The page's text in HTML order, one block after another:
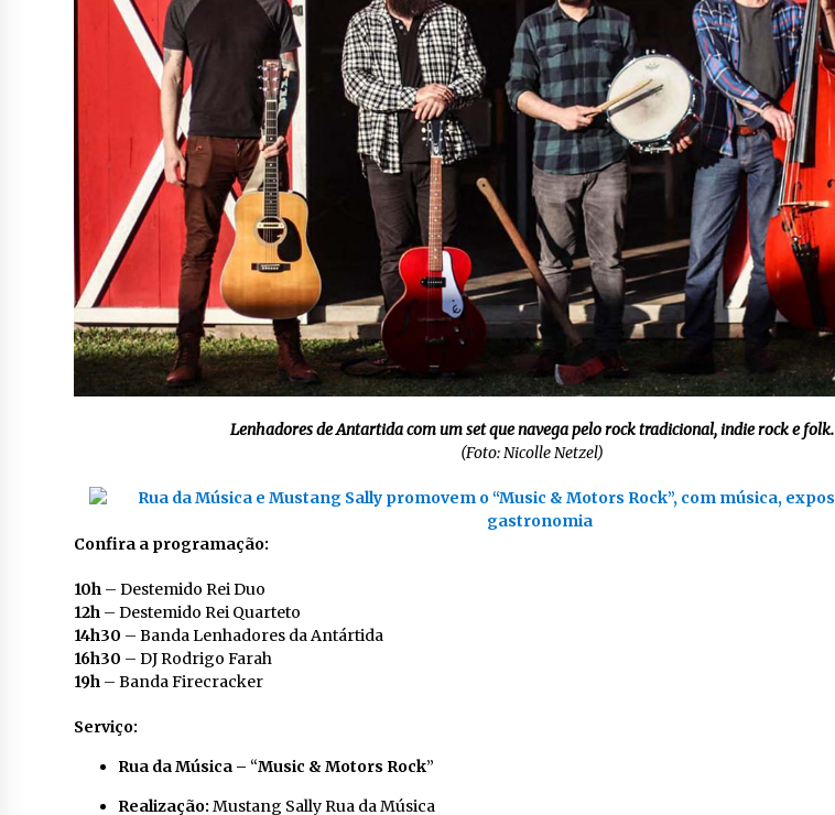
Lenhadores de Antartida com um set que navega pelo rock tradicional, indie rock e folk.
(Foto: Nicolle Netzel)
Confira a programação:
10h – Destemido Rei Duo
12h – Destemido Rei Quarteto
14h30 – Banda Lenhadores da Antártida
16h30 – DJ Rodrigo Farah
19h – Banda Firecracker
Serviço:
Rua da Música – “Music & Motors Rock”
Realização: Mustang Sally Rua da Música